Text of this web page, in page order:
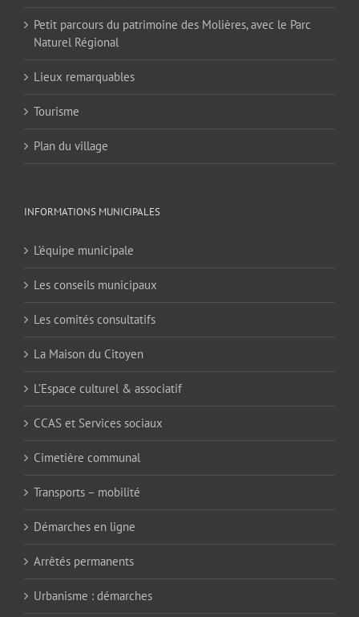
Petit parcours du patrimoine des Molières, avec le Parc
Naturel Régional
Lieux remarquables
Tourisme
Plan du village
INFORMATIONS MUNICIPALES
L’équipe municipale
Les conseils municipaux
Les comités consultatifs
La Maison du Citoyen
L’Espace culturel & associatif
CCAS et Services sociaux
Cimetière communal
Transports – mobilité
Démarches en ligne
Arrêtés permanents
Urbanisme : démarches